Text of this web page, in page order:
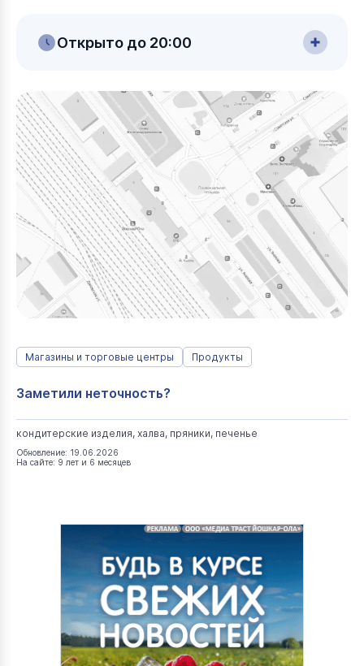
Открыто до 20:00
Магазины и торговые центры Продукты
Заметили неточность?
кондитерские изделия, халва, пряники, печенье
Обновление: 19.06.2026
На сайте: 9 лет и 6 месяцев